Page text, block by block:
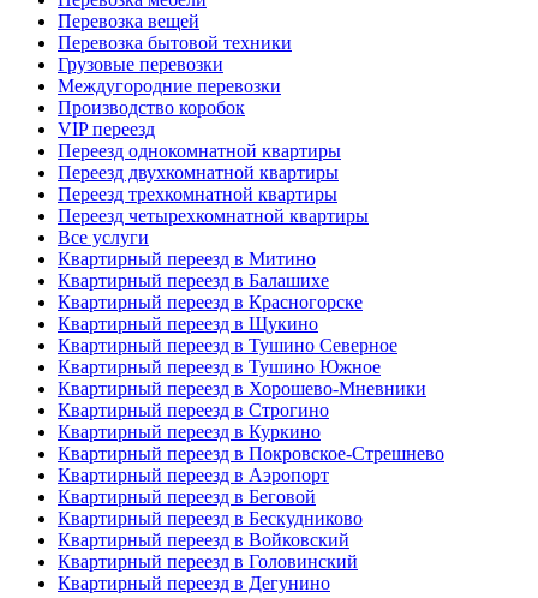
Перевозка вещей
Перевозка бытовой техники
Грузовые перевозки
Междугородние перевозки
Производство коробок
VIP переезд
Переезд однокомнатной квартиры
Переезд двухкомнатной квартиры
Переезд трехкомнатной квартиры
Переезд четырехкомнатной квартиры
Все услуги
Квартирный переезд в Митино
Квартирный переезд в Балашихе
Квартирный переезд в Красногорске
Квартирный переезд в Щукино
Квартирный переезд в Тушино Северное
Квартирный переезд в Тушино Южное
Квартирный переезд в Хорошево-Мневники
Квартирный переезд в Строгино
Квартирный переезд в Куркино
Квартирный переезд в Покровское-Стрешнево
Квартирный переезд в Аэропорт
Квартирный переезд в Беговой
Квартирный переезд в Бескудниково
Квартирный переезд в Войковский
Квартирный переезд в Головинский
Квартирный переезд в Дегунино